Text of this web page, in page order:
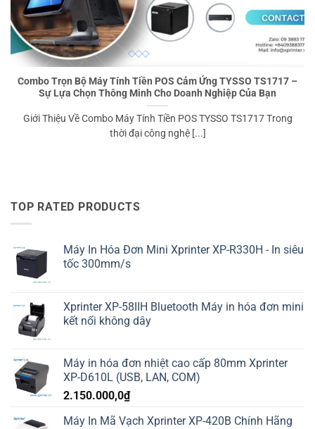
Combo Trọn Bộ Máy Tính Tiền POS Cảm Ứng TYSSO TS1717 –
Sự Lựa Chọn Thông Minh Cho Doanh Nghiệp Của Bạn
Giới Thiệu Về Combo Máy Tính Tiền POS TYSSO TS1717 Trong
thời đại công nghệ [...]
TOP RATED PRODUCTS
Máy In Hóa Đơn Mini Xprinter XP-R330H - In siêu
tốc 300mm/s
Xprinter XP-58IIH Bluetooth Máy in hóa đơn mini
kết nối không dây
Máy in hóa đơn nhiệt cao cấp 80mm Xprinter
XP-D610L (USB, LAN, COM)
2.150.000,0₫
Máy In Mã Vạch Xprinter XP-420B Chính Hãng